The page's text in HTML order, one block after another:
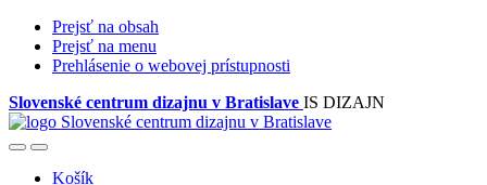
Prejsť na obsah
Prejsť na menu
Prehlásenie o webovej prístupnosti
Slovenské centrum dizajnu v Bratislave IS DIZAJN
Košík